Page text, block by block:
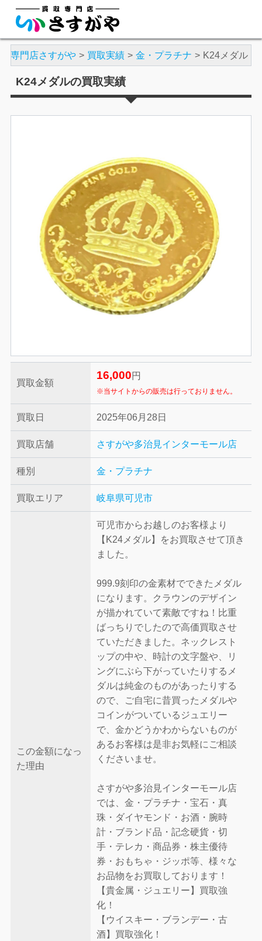
専門店さすがや 買取実績 金・プラチナ K24メダル
K24メダルの買取実績
買取金額
16,000 円
※当サイトからの販売は行っておりません。
買取日 2025年06月28日
買取店舗 さすがや多治見インターモール店
種別 金・プラチナ
買取エリア 岐阜県可児市
この金額になっ
た理由
可児市からお越しのお客様より
【K24メダル】をお買取させて頂き
ました。
999.9刻印の金素材でできたメダル
になります。クラウンのデザイン
が描かれていて素敵ですね！比重
ばっちりでしたので高価買取させ
ていただきました。ネックレスト
ップの中や、時計の文字盤や、リ
ングにぶら下がっていたりするメ
ダルは純金のものがあったりする
ので、ご自宅に昔買ったメダルや
コインがついているジュエリー
で、金かどうかわからないものが
あるお客様は是非お気軽にご相談
くださいませ。
さすがや多治見インターモール店
では、金・プラチナ・宝石・真
珠・ダイヤモンド・お酒・腕時
計・ブランド品・記念硬貨・切
手・テレカ・商品券・株主優待
券・おもちゃ・ジッポ等、様々な
お品物をお買取しております！
【貴金属・ジュエリー】買取強
化！
【ウイスキー・ブランデー・古
酒】買取強化！